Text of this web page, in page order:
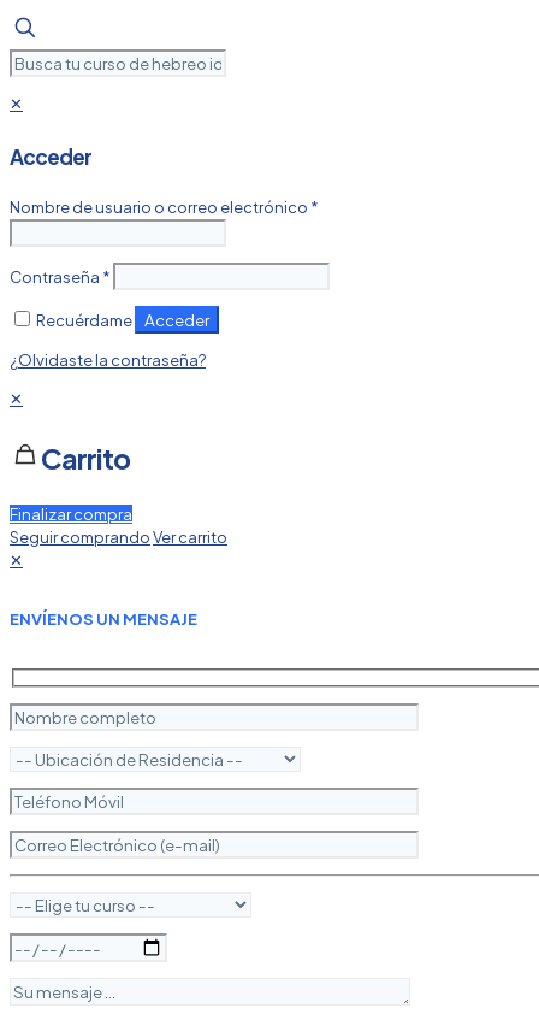
✕
Acceder
Nombre de usuario o correo electrónico *
Contraseña *
Recuérdame Acceder
¿Olvidaste la contraseña?
✕
Carrito
Finalizar compra
Seguir comprandoVer carrito
✕
ENVÍENOS UN MENSAJE